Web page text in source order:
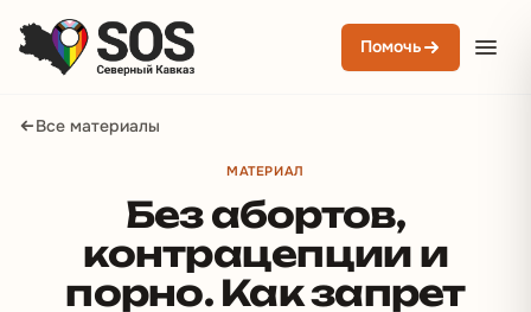
Помочь
Все материалы
МАТЕРИАЛ
Без абортов,
контрацепции и
порно. Как запрет